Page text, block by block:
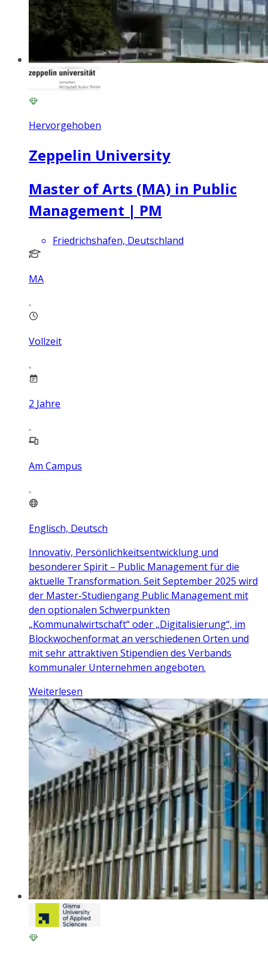
Hervorgehoben
Zeppelin University
Master of Arts (MA) in Public
Management | PM
Friedrichshafen, Deutschland
MA
Vollzeit
2 Jahre
Am Campus
Englisch, Deutsch
Innovativ, Persönlichkeitsentwicklung und
besonderer Spirit – Public Management für die
aktuelle Transformation. Seit September 2025 wird
der Master-Studiengang Public Management mit
den optionalen Schwerpunkten
„Kommunalwirtschaft“ oder „Digitalisierung“, im
Blockwochenformat an verschiedenen Orten und
mit sehr attraktiven Stipendien des Verbands
kommunaler Unternehmen angeboten.
Weiterlesen